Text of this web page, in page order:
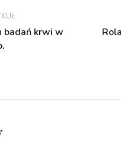
badań krwi w